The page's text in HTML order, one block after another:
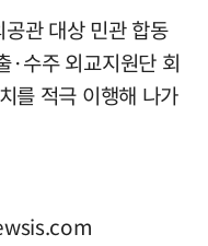
관 대상 민관 합동
·수주 외교지원단 회
를 적극 이행해 나가